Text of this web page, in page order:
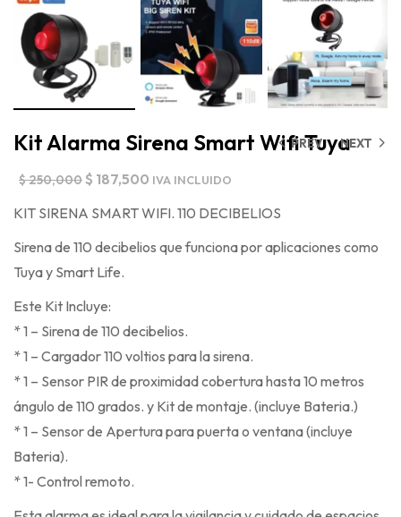
PREV NEXT
Kit Alarma Sirena Smart Wifi Tuya
$250,000 $ 187,500 IVA INCLUIDO
KIT SIRENA SMART WIFI. 110 DECIBELIOS
Sirena de 110 decibelios que funciona por aplicaciones como
Tuya y Smart Life.
Este Kit Incluye:
* 1 – Sirena de 110 decibelios.
* 1 – Cargador 110 voltios para la sirena.
* 1 – Sensor PIR de proximidad cobertura hasta 10 metros
ángulo de 110 grados. y Kit de montaje. (incluye Bateria.)
* 1 – Sensor de Apertura para puerta o ventana (incluye
Bateria).
* 1- Control remoto.